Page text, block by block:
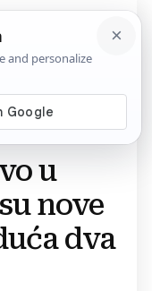
Povratak na članak
u
nove
dva